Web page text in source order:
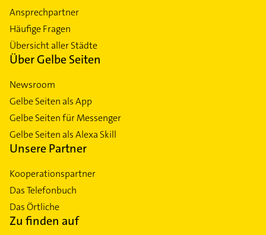
Ansprechpartner
Häufige Fragen
Übersicht aller Städte
Über Gelbe Seiten
Newsroom
Gelbe Seiten als App
Gelbe Seiten für Messenger
Gelbe Seiten als Alexa Skill
Unsere Partner
Kooperationspartner
Das Telefonbuch
Das Örtliche
Zu finden auf